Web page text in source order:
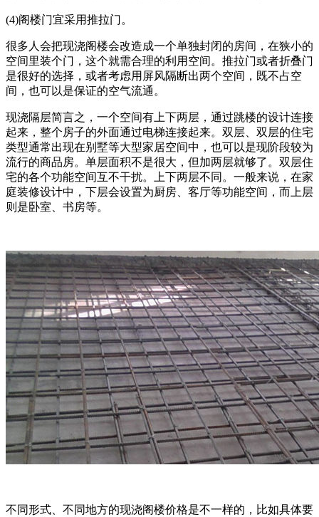
(4)阁楼门宜采用推拉门。
很多人会把现浇阁楼会改造成一个单独封闭的房间，在狭小的
空间里装个门，这个就需合理的利用空间。推拉门或者折叠门
是很好的选择，或者考虑用屏风隔断出两个空间，既不占空
间，也可以是保证的空气流通。
现浇隔层简言之，一个空间有上下两层，通过跳楼的设计连接
起来，整个房子的外面通过电梯连接起来。双层、双层的住宅
类型通常出现在别墅等大型家居空间中，也可以是现阶段较为
流行的商品房。单层面积不是很大，但加两层就够了。双层住
宅的各个功能空间互不干扰。上下两层不同。一般来说，在家
庭装修设计中，下层会设置为厨房、客厅等功能空间，而上层
则是卧室、书房等。
不同形式、不同地方的现浇阁楼价格是不一样的，比如具体要